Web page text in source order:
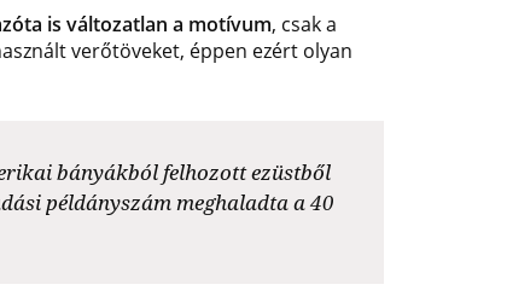
is változatlan a motívum, csak a
verőtöveket, éppen ezért olyan
bányákból felhozott ezüstből
példányszám meghaladta a 40